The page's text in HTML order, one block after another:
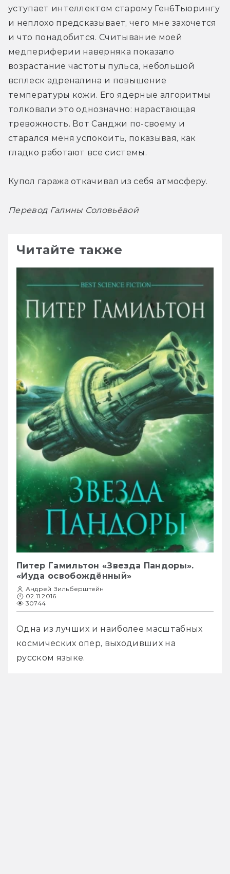
уступает интеллектом старому Ген6Тьюрингу
и неплохо предсказывает, чего мне захочется
и что понадобится. Считывание моей
медпериферии наверняка показало
возрастание частоты пульса, небольшой
всплеск адреналина и повышение
температуры кожи. Его ядерные алгоритмы
толковали это однозначно: нарастающая
тревожность. Вот Санджи по-своему и
старался меня успокоить, показывая, как
гладко работают все системы.
Купол гаража откачивал из себя атмосферу.
Перевод Галины Соловьёвой
Читайте также
Питер Гамильтон «Звезда Пандоры».
«Иуда освобождённый»
Андрей Зильберштейн
02.11.2016
30744
Одна из лучших и наиболее масштабных
космических опер, выходивших на
русском языке.